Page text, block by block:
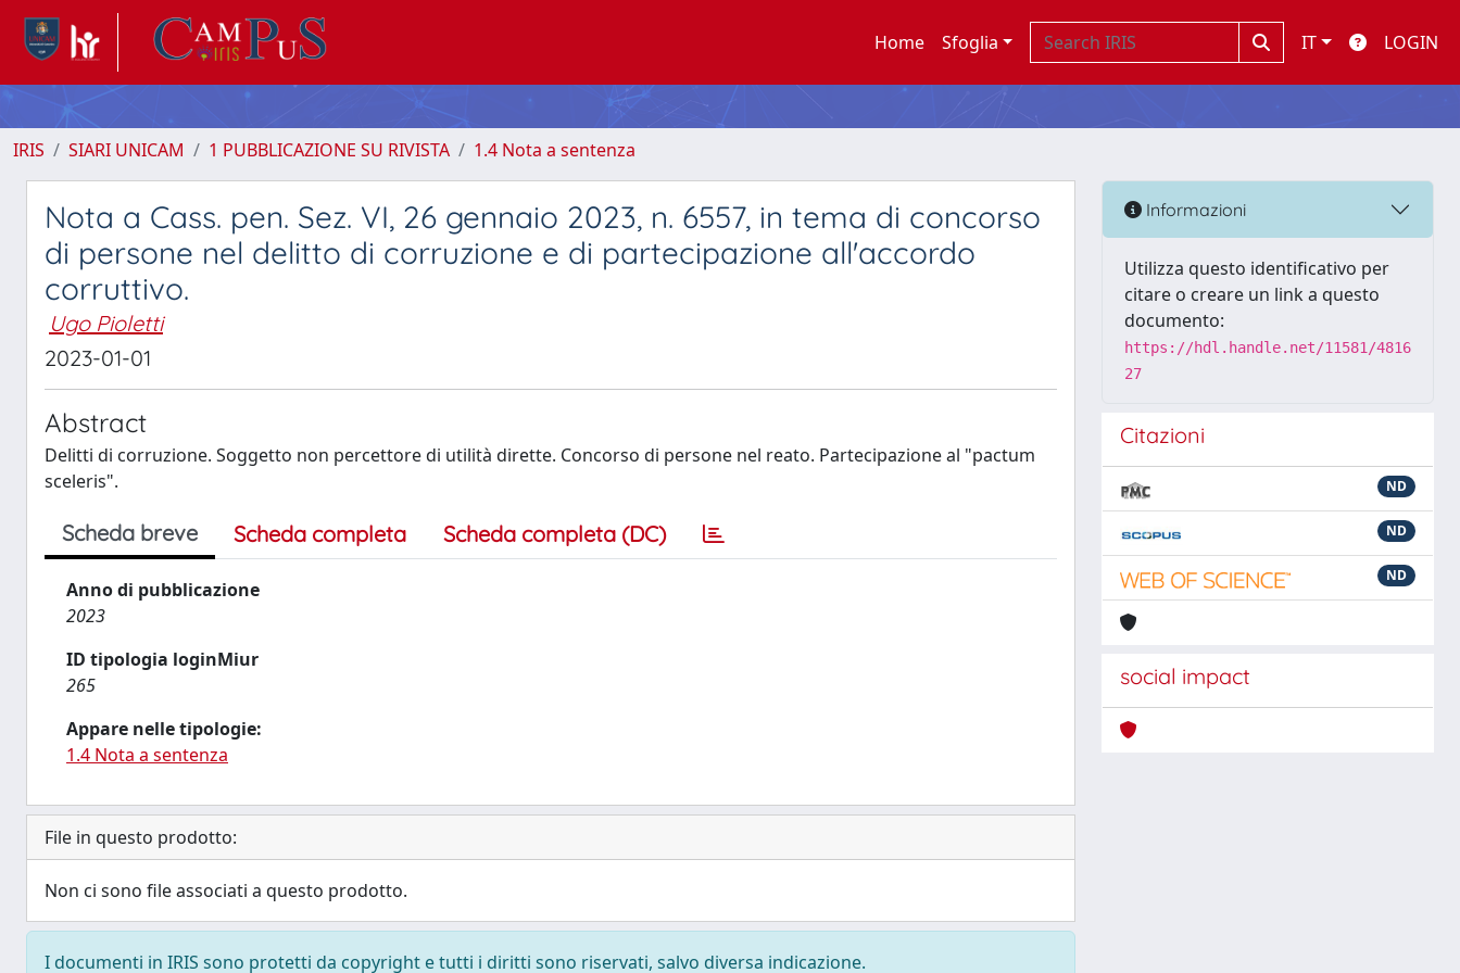
Home Sfoglia IT LOGIN
IRIS SIARI UNICAM 1 PUBBLICAZIONE SU RIVISTA 1.4 Nota a sentenza
Nota a Cass. pen. Sez. VI, 26 gennaio 2023, n. 6557, in tema di concorso
di persone nel delitto di corruzione e di partecipazione all'accordo
corruttivo.
Ugo Pioletti
2023-01-01
Abstract
Delitti di corruzione. Soggetto non percettore di utilità dirette. Concorso di persone nel reato. Partecipazione al "pactum
sceleris".
Scheda breve Scheda completa Scheda completa (DC)
Anno di pubblicazione
2023
ID tipologia loginMiur
265
Appare nelle tipologie:
1.4 Nota a sentenza
File in questo prodotto:
Non ci sono file associati a questo prodotto.
I documenti in IRIS sono protetti da copyright e tutti i diritti sono riservati, salvo diversa indicazione.
Informazioni
Utilizza questo identificativo per
citare o creare un link a questo
documento:
https://hdl.handle.net/11581/4816
27
Citazioni
ND
ND
ND
social impact